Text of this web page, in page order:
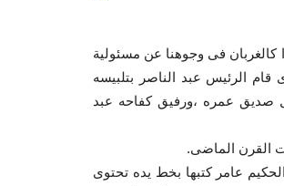
كالغربان فى وجوهنا عن مسئولية
الرئيس عبد الناصر بتلبيسه
صديق عمره ،ورفيق كفاحه عبد
القرن الماضى.
عامر كتبها بخط يده تحتوى